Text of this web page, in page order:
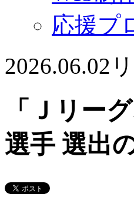
応援プ
2026.06.02
「Ｊリー
選手 選出